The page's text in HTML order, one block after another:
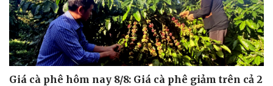
Giá cà phê hôm nay 8/8: Giá cà phê giảm trên cả 2